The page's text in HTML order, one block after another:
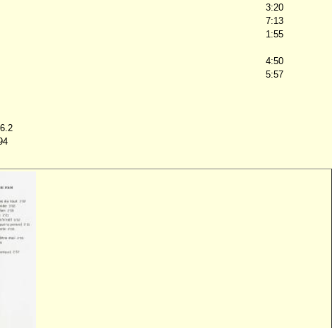
3:20
7:13
1:55
4:50
5:57